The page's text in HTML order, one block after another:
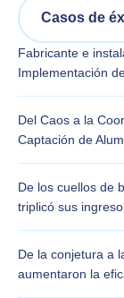
Casos de
Fabricante e
Implementación
Del Caos a la
Captación de
De los cuellos de
triplicó sus
De la conjetura a
aumentaron la